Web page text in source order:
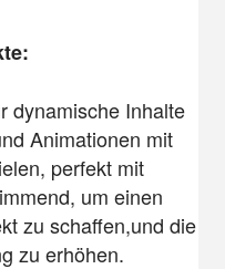
dynamische Inhalte
Animationen mit
perfekt mit
um einen
zu schaffen,und die
zu erhöhen.